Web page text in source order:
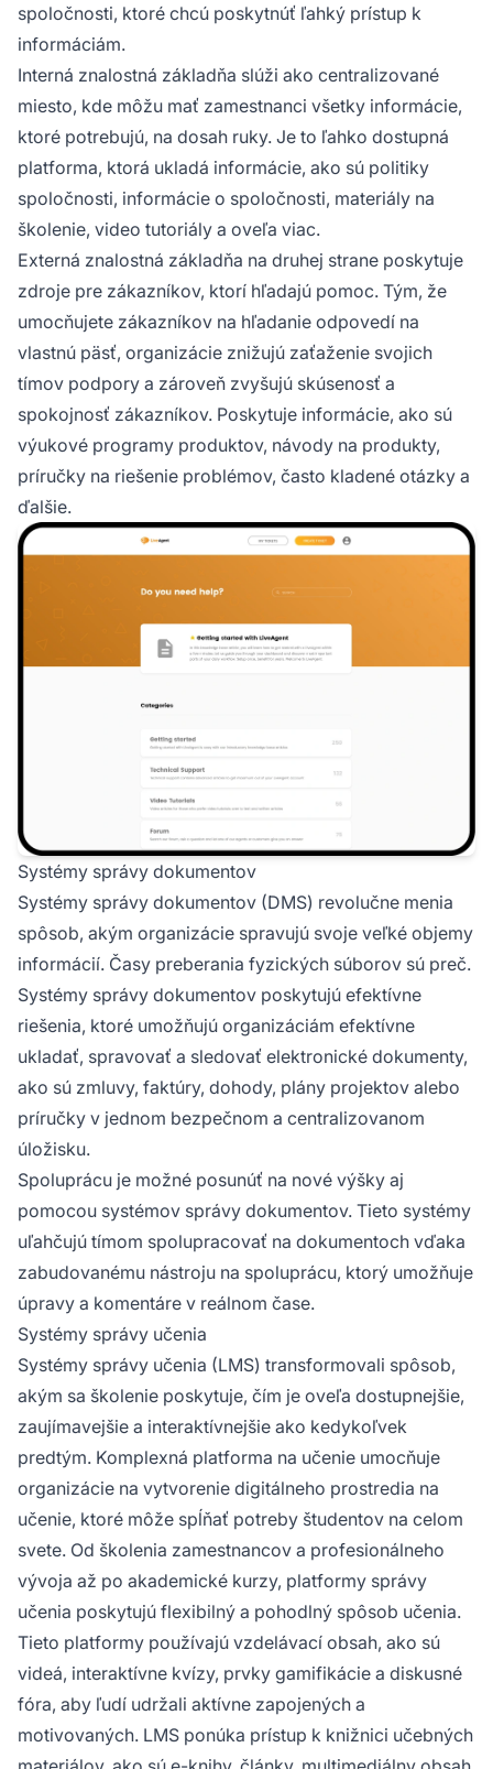
spoločnosti, ktoré chcú poskytnúť ľahký prístup k
informáciám.
Interná znalostná základňa slúži ako centralizované
miesto, kde môžu mať zamestnanci všetky informácie,
ktoré potrebujú, na dosah ruky. Je to ľahko dostupná
platforma, ktorá ukladá informácie, ako sú politiky
spoločnosti, informácie o spoločnosti, materiály na
školenie, video tutoriály a oveľa viac.
Externá znalostná základňa na druhej strane poskytuje
zdroje pre zákazníkov, ktorí hľadajú pomoc. Tým, že
umocňujete zákazníkov na hľadanie odpovedí na
vlastnú päsť, organizácie znižujú zaťaženie svojich
tímov podpory a zároveň zvyšujú skúsenosť a
spokojnosť zákazníkov. Poskytuje informácie, ako sú
výukové programy produktov, návody na produkty,
príručky na riešenie problémov, často kladené otázky a
ďalšie.
Systémy správy dokumentov
Systémy správy dokumentov (DMS) revolučne menia
spôsob, akým organizácie spravujú svoje veľké objemy
informácií. Časy preberania fyzických súborov sú preč.
Systémy správy dokumentov poskytujú efektívne
riešenia, ktoré umožňujú organizáciám efektívne
ukladať, spravovať a sledovať elektronické dokumenty,
ako sú zmluvy, faktúry, dohody, plány projektov alebo
príručky v jednom bezpečnom a centralizovanom
úložisku.
Spoluprácu je možné posunúť na nové výšky aj
pomocou systémov správy dokumentov. Tieto systémy
uľahčujú tímom spolupracovať na dokumentoch vďaka
zabudovanému nástroju na spoluprácu, ktorý umožňuje
úpravy a komentáre v reálnom čase.
Systémy správy učenia
Systémy správy učenia (LMS) transformovali spôsob,
akým sa školenie poskytuje, čím je oveľa dostupnejšie,
zaujímavejšie a interaktívnejšie ako kedykoľvek
predtým. Komplexná platforma na učenie umocňuje
organizácie na vytvorenie digitálneho prostredia na
učenie, ktoré môže spĺňať potreby študentov na celom
svete. Od školenia zamestnancov a profesionálneho
vývoja až po akademické kurzy, platformy správy
učenia poskytujú flexibilný a pohodlný spôsob učenia.
Tieto platformy používajú vzdelávací obsah, ako sú
videá, interaktívne kvízy, prvky gamifikácie a diskusné
fóra, aby ľudí udržali aktívne zapojených a
motivovaných. LMS ponúka prístup k knižnici učebných